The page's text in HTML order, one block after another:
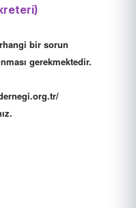
bir sorun
gerekmektedir.
.